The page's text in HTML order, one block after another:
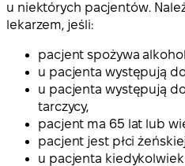
u niektórych pacjentów.
lekarzem, jeśli:
pacjent spożywa
u pacjenta występują
u pacjenta występują
tarczycy,
pacjent ma 65 lat lub
pacjent jest płci
u pacjenta